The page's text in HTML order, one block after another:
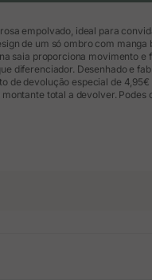
empolvado, ideal para
de um só ombro com
saia proporciona movimento e
diferenciador. Desenhado e
de devolução especial de
total a devolver. Podes